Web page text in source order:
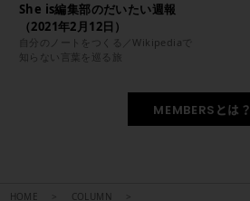
She is編集部のだいたい週報
（2021年2月12日）
自分のノートをつくる／Wikipediaで
知らない言葉を巡る旅
MEMBERSとは？
HOME
COLUMN